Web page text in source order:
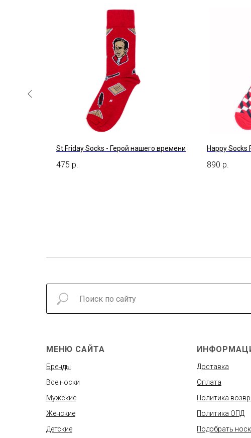
St.Friday Socks - Герой нашего времени
475 р.
Happy Socks
890 р.
МЕНЮ САЙТА
Бренды
Все носки
Мужские
Женские
Детские
Доставка
Оплата
Политика
Политика ОПД
Подобрать